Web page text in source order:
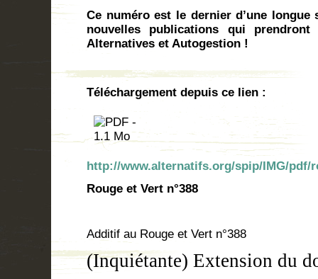
Ce numéro est le dernier d’une longue
nouvelles publications qui
Alternatives et Autogestion !
Téléchargement depuis ce lien :
http://www.alternatifs.org/spip/IMG/pdf/
Rouge et Vert n°388
Additif au Rouge et Vert n°388
(Inquiétante) Extension du